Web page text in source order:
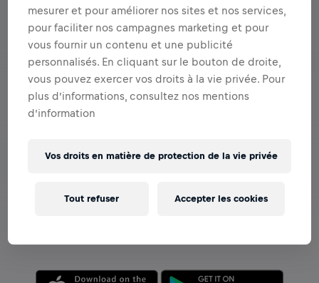
VOIR LES ÉQUIPES DANS L'APPLICATION
vôtre, explorez tout ce qui concerne les Équipes dans
mesurer et pour améliorer nos sites et nos services,
pour faciliter nos campagnes marketing et pour
vous fournir un contenu et une publicité
personnalisés. En cliquant sur le bouton de droite,
vous pouvez exercer vos droits à la vie privée. Pour
plus d’informations, consultez nos mentions
d’information
Vos droits en matière de protection de la vie privée
Tout refuser Accepter les cookies